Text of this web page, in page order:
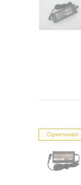
Оригинал